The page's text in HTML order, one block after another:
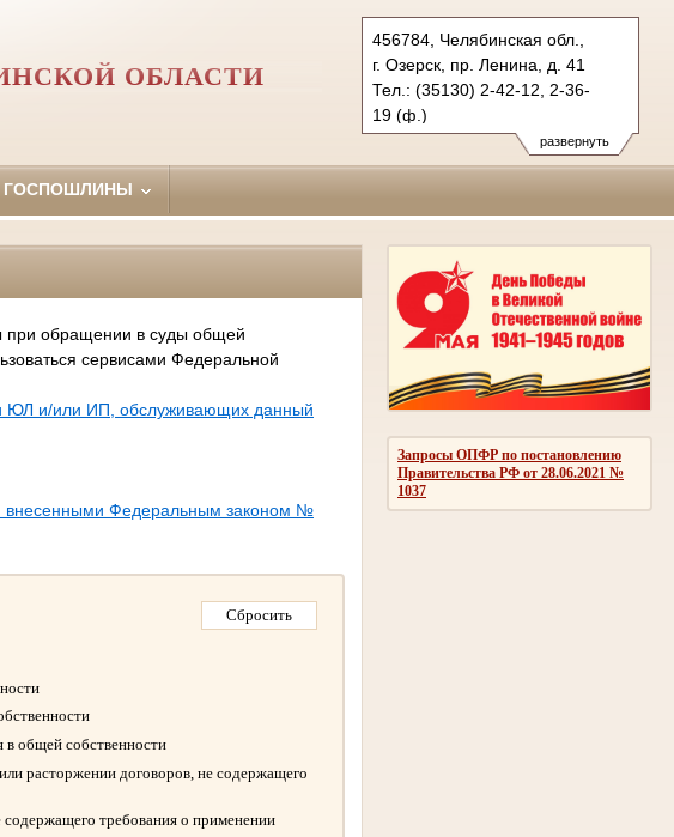
развернуть
456784, Челябинская обл.,
г. Озерск, пр. Ленина, д. 41
Тел.: (35130) 2-42-12, 2-36-
19 (ф.)
ozersk.chel@sudrf.ru
ОБЛАСТИ
ГОСПОШЛИНЫ
Запросы ОПФР по постановлению
Правительства РФ от 28.06.2021 №
1037
при обращении в суды общей
сервисами Федеральной
ЮЛ и/или ИП, обслуживающих данный
внесенными Федеральным законом №
в общей собственности
расторжении договоров, не содержащего
содержащего требования о применении